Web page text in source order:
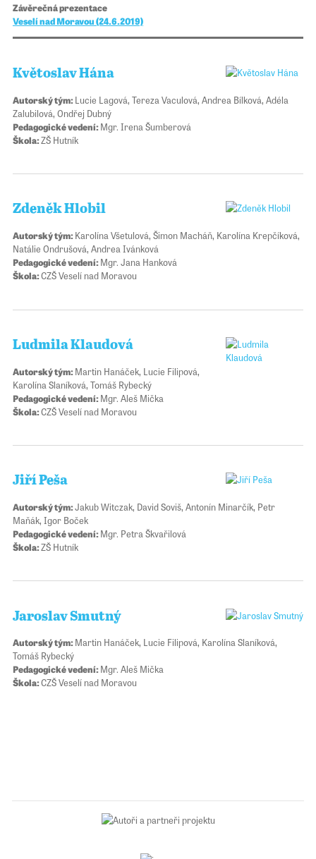
Závěrečná prezentace
Veselí nad Moravou (24.6.2019)
Květoslav Hána
Autorský tým:Lucie Lagová, Tereza Vaculová, Andrea Bílková, Adéla
Zalubilová, Ondřej Dubný
Pedagogické vedení:Mgr. Irena Šumberová
Škola:ZŠ Hutník
Zdeněk Hlobil
Autorský tým:Karolína Všetulová, Šimon Macháň, Karolína Krepčíková,
Natálie Ondrušová, Andrea Ivánková
Pedagogické vedení:Mgr. Jana Hanková
Škola:CZŠ Veselí nad Moravou
Ludmila Klaudová
Autorský tým:Martin Hanáček, Lucie Filipová,
Karolína Slaníková, Tomáš Rybecký
Pedagogické vedení:Mgr. Aleš Mička
Škola:CZŠ Veselí nad Moravou
Jiří Peša
Autorský tým:Jakub Witczak, David Soviš, Antonín Minarčík, Petr
Maňák, Igor Boček
Pedagogické vedení:Mgr. Petra Škvařilová
Škola:ZŠ Hutník
Jaroslav Smutný
Autorský tým:Martin Hanáček, Lucie Filipová, Karolína Slaníková,
Tomáš Rybecký
Pedagogické vedení:Mgr. Aleš Mička
Škola:CZŠ Veselí nad Moravou